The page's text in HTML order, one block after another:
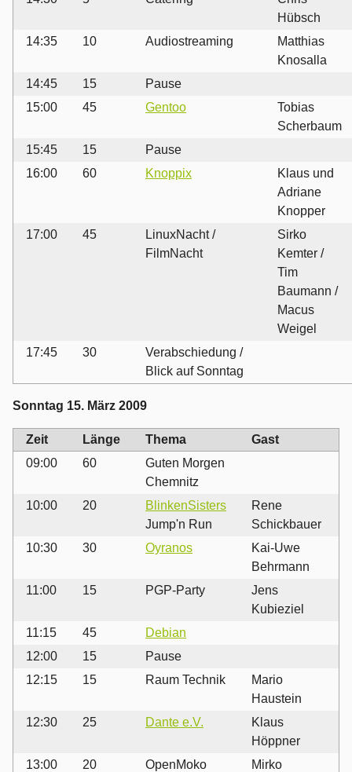
Hübsch
14:35
10 Audiostreaming
Matthias
Knosalla
14:45
15
Pause
15:00
45 Gentoo
Tobias
Scherbaum
15:45
15
Pause
16:00
60 Knoppix
Klaus und
Adriane
Knopper
17:00
45
LinuxNacht /
FilmNacht
Sirko
Kemter /
Tim
Baumann /
Macus
Weigel
17:45
30
Verabschiedung /
Blick auf Sonntag
Sonntag 15. März 2009
Zeit Länge Thema
Gast
09:00
60
Guten Morgen
Chemnitz
10:00
20
BlinkenSisters
Jump'n Run
Rene
Schickbauer
10:30
30 Oyranos
Kai-Uwe
Behrmann
11:00
15 PGP-Party
Jens
Kubieziel
11:15
45
Debian
12:00
15
Pause
12:15
15 Raum Technik
Mario
Haustein
12:30
25 Dante e.V.
Klaus
Höppner
13:00
20
OpenMoko
Mirko